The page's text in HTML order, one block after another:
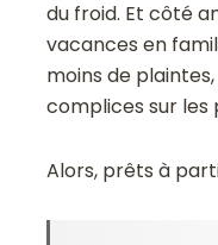
du froid. Et côté
vacances en
moins de
complices sur les
Alors, prêts à